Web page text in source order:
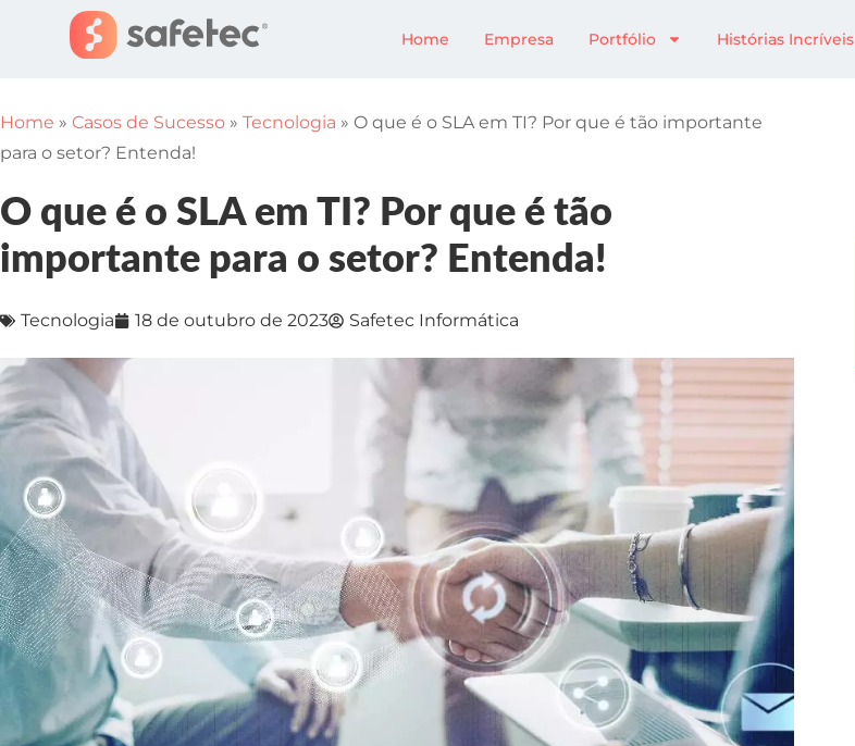
Home Empresa Portfólio Histórias Incríveis
Home » Casos de Sucesso » Tecnologia » O que é o SLA em TI? Por que é tão importante
para o setor? Entenda!
O que é o SLA em TI? Por que é tão
importante para o setor? Entenda!
Tecnologia 18 de outubro de 2023 Safetec Informática